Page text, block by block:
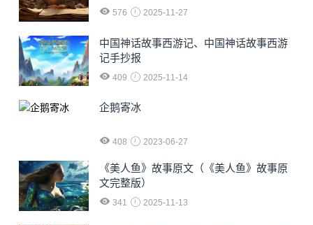
576 2025-11-27
中国神话故事西游记、中国神话故事西游
记手抄报
409 2025-11-14
企鹅寄冰
408 2023-06-27
《美人鱼》故事原文（《美人鱼》故事原
文完整版）
341 2025-11-13